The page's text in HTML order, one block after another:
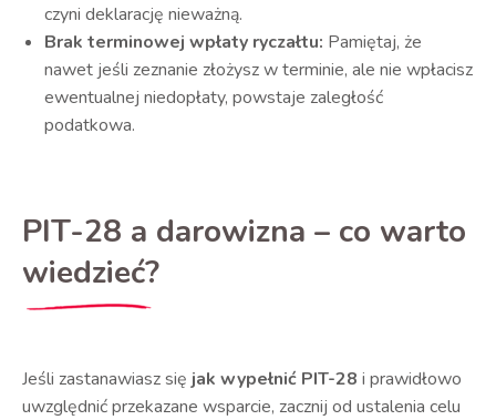
czyni deklarację nieważną.
Brak terminowej wpłaty ryczałtu: Pamiętaj, że
nawet jeśli zeznanie złożysz w terminie, ale nie wpłacisz
ewentualnej niedopłaty, powstaje zaległość
podatkowa.
PIT-28 a darowizna – co warto
wiedzieć?
Jeśli zastanawiasz się jak wypełnić PIT-28 i prawidłowo
uwzględnić przekazane wsparcie, zacznij od ustalenia celu